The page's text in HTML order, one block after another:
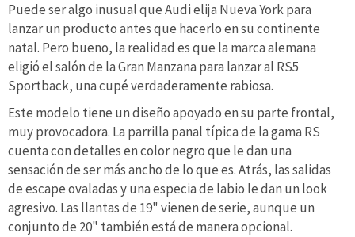
Puede ser algo inusual que Audi elija Nueva York para
lanzar un producto antes que hacerlo en su continente
natal. Pero bueno, la realidad es que la marca alemana
eligió el salón de la Gran Manzana para lanzar al RS5
Sportback, una cupé verdaderamente rabiosa.
Este modelo tiene un diseño apoyado en su parte frontal,
muy provocadora. La parrilla panal típica de la gama RS
cuenta con detalles en color negro que le dan una
sensación de ser más ancho de lo que es. Atrás, las salidas
de escape ovaladas y una especia de labio le dan un look
agresivo. Las llantas de 19" vienen de serie, aunque un
conjunto de 20" también está de manera opcional.